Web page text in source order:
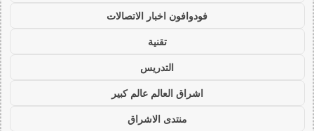
فودوافون اخبار الاتصالات
تقنية
التدريس
اشراق العالم عالم كبير
منتدى الاشراق